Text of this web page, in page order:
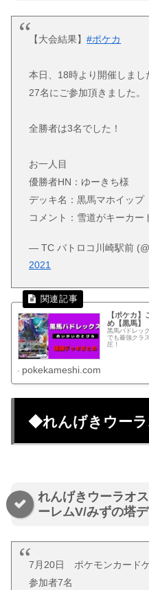
【大会結果】#ポケカ
本日、18時より開催しまし
27名にご参加頂きました。
全勝者は3名でした！
お一人目
優勝者HN：ゆーきち様
デッキ名：黒馬マホイップ
コメント：雪道がキーカー
— TC バトロコ川崎駅前
2021
【ポケカ
め【黒馬】
黒馬バドレッ
でも最強クラ
圧！
pokekameshi.com
◆れんげきウー
れんげきウーラオ
ーレムV/みずの塔
7月20日 ポケモンカード
参加者7名